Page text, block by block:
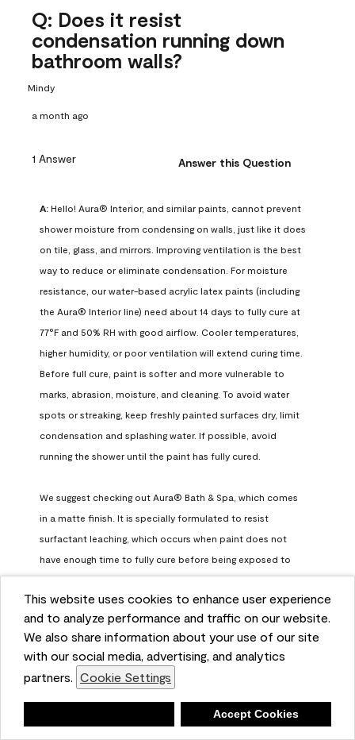
This website uses cookies to enhance user experience
and to analyze performance and traffic on our website.
We also share information about your use of our site
with our social media, advertising, and analytics
partners. Cookie Settings
Accept Cookies
Q: Does it resist
condensation running down
bathroom walls?
Mindy
a month ago
1 Answer Answer this Question
A: Hello! Aura® Interior, and similar paints, cannot prevent
shower moisture from condensing on walls, just like it does
on tile, glass, and mirrors. Improving ventilation is the best
way to reduce or eliminate condensation. For moisture
resistance, our water-based acrylic latex paints (including
the Aura® Interior line) need about 14 days to fully cure at
77°F and 50% RH with good airflow. Cooler temperatures,
higher humidity, or poor ventilation will extend curing time.
Before full cure, paint is softer and more vulnerable to
marks, abrasion, moisture, and cleaning. To avoid water
spots or streaking, keep freshly painted surfaces dry, limit
condensation and splashing water. If possible, avoid
running the shower until the paint has fully cured.
We suggest checking out Aura® Bath & Spa, which comes
in a matte finish. It is specially formulated to resist
surfactant leaching, which occurs when paint does not
have enough time to fully cure before being exposed to
high humidity. To learn more, feel free to check it out here:
https://www.benjaminmoore.com/en-us/interior-exterior-
paints-stains/product-catalog/abs/aura-bath-and-spa-
paint
Benjamin Moore Support
a month ago